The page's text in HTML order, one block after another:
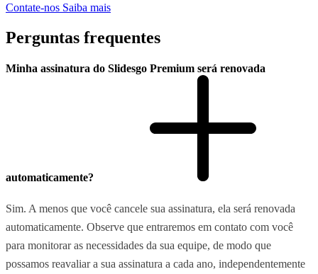
Contate-nos Saiba mais
Perguntas frequentes
Minha assinatura do Slidesgo Premium será renovada
automaticamente?
Sim. A menos que você cancele sua assinatura, ela será renovada
automaticamente. Observe que entraremos em contato com você
para monitorar as necessidades da sua equipe, de modo que
possamos reavaliar a sua assinatura a cada ano, independentemente